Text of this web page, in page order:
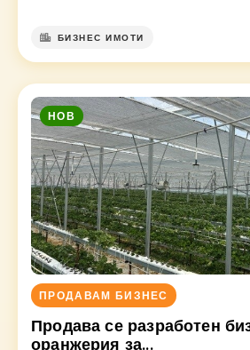
БИЗНЕС ИМОТИ
НОВ
ПРОДАВАМ БИЗНЕС
Продава се разработен
оранжерия за...